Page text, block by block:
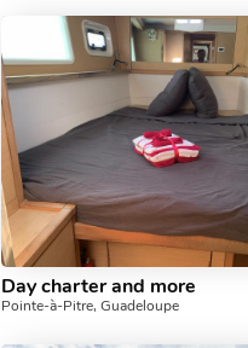
Day charter and more
Pointe-à-Pitre, Guadeloupe